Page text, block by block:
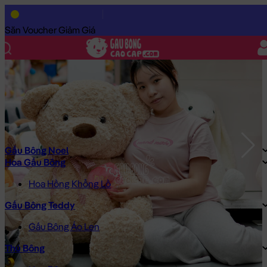
Săn Voucher Giảm Giá
Gấu Bông Noel
Hoa Gấu Bông
Hoa Hồng Khổng Lồ
Gấu Bông Teddy
Gấu Bông Áo Len
Thú Bông
Trang Chủ